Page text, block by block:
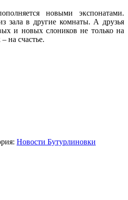
новыми экспонатами.
зала в другие комнаты. А друзья
и новых слоников не только на
на счастье.
Новости Бутурлиновки